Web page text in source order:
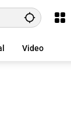
Video